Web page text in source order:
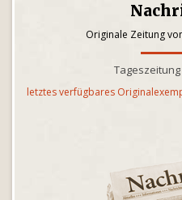
Originale Zeitung
letztes verfügbares